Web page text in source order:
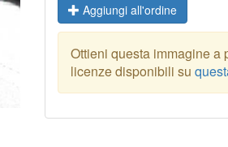
Aggiungi all'ordine
Ottieni questa immagine
licenze disponibili su